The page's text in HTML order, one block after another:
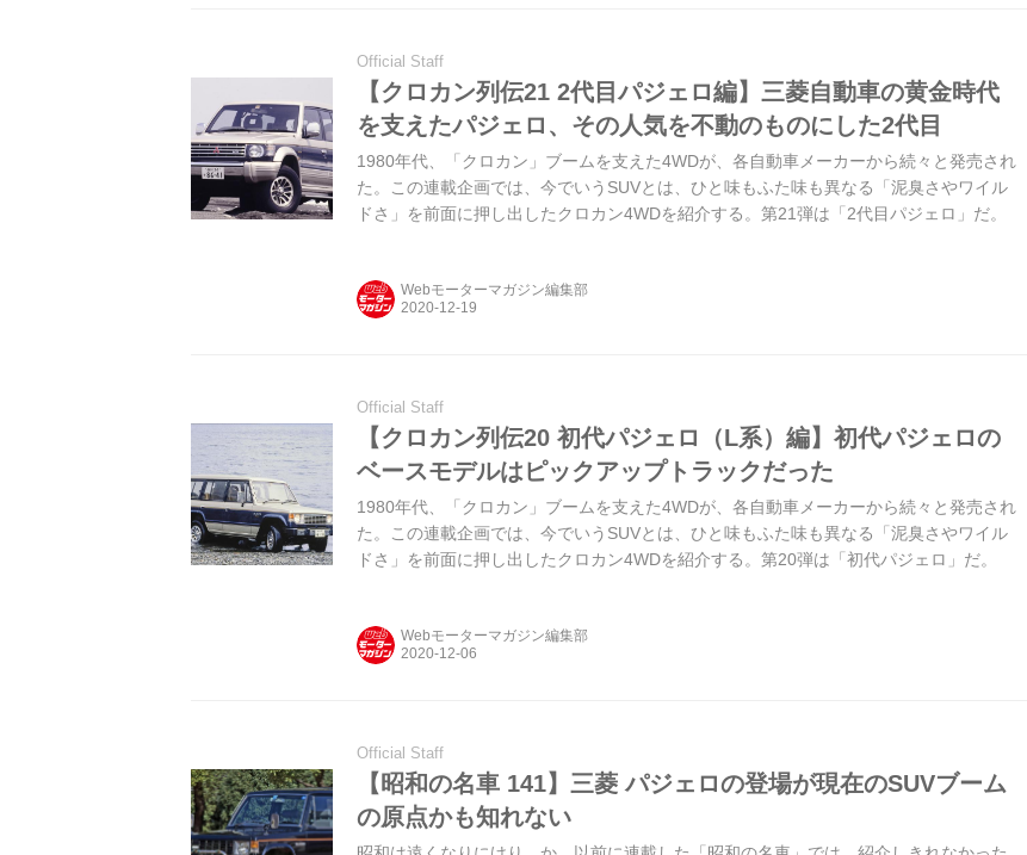
Official Staff
【クロカン列伝21 2代目パジェロ編】三菱自動車の黄金時代
を支えたパジェロ、その人気を不動のものにした2代目
1980年代、「クロカン」ブームを支えた4WDが、各自動車メーカーから続々と発売され
た。この連載企画では、今でいうSUVとは、ひと味もふた味も異なる「泥臭さやワイル
ドさ」を前面に押し出したクロカン4WDを紹介する。第21弾は「2代目パジェロ」だ。
Webモーターマガジン編集部
Official Staff
【クロカン列伝20 初代パジェロ（L系）編】初代パジェロの
ベースモデルはピックアップトラックだった
1980年代、「クロカン」ブームを支えた4WDが、各自動車メーカーから続々と発売され
た。この連載企画では、今でいうSUVとは、ひと味もふた味も異なる「泥臭さやワイル
ドさ」を前面に押し出したクロカン4WDを紹介する。第20弾は「初代パジェロ」だ。
Webモーターマガジン編集部
Official Staff
【昭和の名車 141】三菱 パジェロの登場が現在のSUVブーム
の原点かも知れない